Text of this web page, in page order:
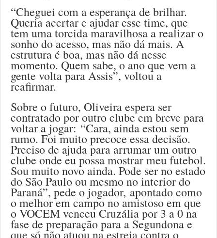
“Cheguei com a esperança de brilhar.
Queria acertar e ajudar esse time, que
tem uma torcida maravilhosa a realizar o
sonho do acesso, mas não dá mais. A
estrutura é boa, mas não dá nesse
momento. Quem sabe, o ano que vem a
gente volta para Assis”, voltou a
reafirmar.
Sobre o futuro, Oliveira espera ser
contratado por outro clube em breve para
voltar a jogar: “Cara, ainda estou sem
rumo. Foi muito precoce essa decisão.
Preciso de ajuda para arrumar um outro
clube onde eu possa mostrar meu futebol.
Sou muito novo ainda. Pode ser no estado
do São Paulo ou mesmo no interior do
Paraná”, pede o jogador, apontado como
o melhor em campo no amistoso em que
o VOCEM venceu Cruzália por 3 a 0 na
fase de preparação para a Segundona e
que só não atuou na estreia contra o